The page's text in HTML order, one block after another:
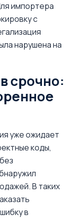
импортера
с
нарушена на
срочно:
уже ожидает
коды,
В таких
в